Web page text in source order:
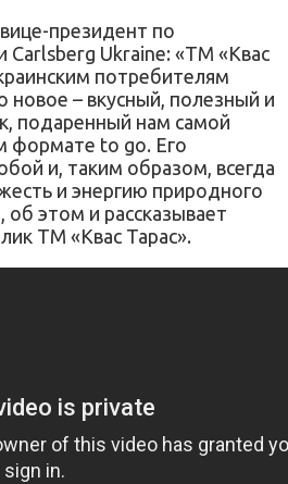
президент по
Carlsberg Ukraine: «ТМ «Квас
потребителям
новое – вкусный, полезный и
подаренный нам самой
формате to go. Его
и, таким образом, всегда
и энергию природного
об этом и рассказывает
ТМ «Квас Тарас».